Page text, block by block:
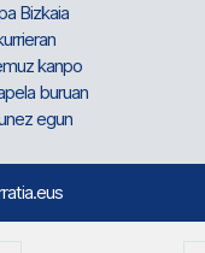
Bizkaia
kanpo
buruan
egun